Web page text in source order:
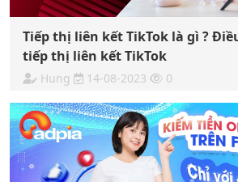
Tiếp thị liên kết TikTok là gì ?
tiếp thị liên kết TikTok
Hung 14-08-2023 0